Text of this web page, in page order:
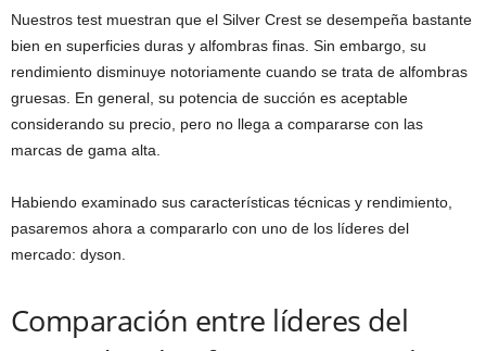
Nuestros test muestran que el Silver Crest se desempeña bastante
bien en superficies duras y alfombras finas. Sin embargo, su
rendimiento disminuye notoriamente cuando se trata de alfombras
gruesas. En general, su potencia de succión es aceptable
considerando su precio, pero no llega a compararse con las
marcas de gama alta.
Habiendo examinado sus características técnicas y rendimiento,
pasaremos ahora a compararlo con uno de los líderes del
mercado: dyson.
Comparación entre líderes del